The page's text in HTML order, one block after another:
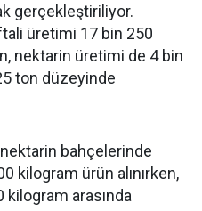
gerçekleştiriliyor.
üretimi 17 bin 250
nektarin üretimi de 4 bin
ton düzeyinde
bahçelerinde
kilogram ürün alınırken,
kilogram arasında